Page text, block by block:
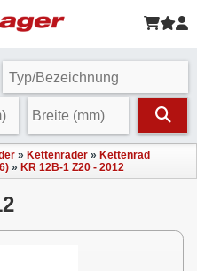
» Kettenräder » Kettenrad
» KR 12B-1 Z20 - 2012